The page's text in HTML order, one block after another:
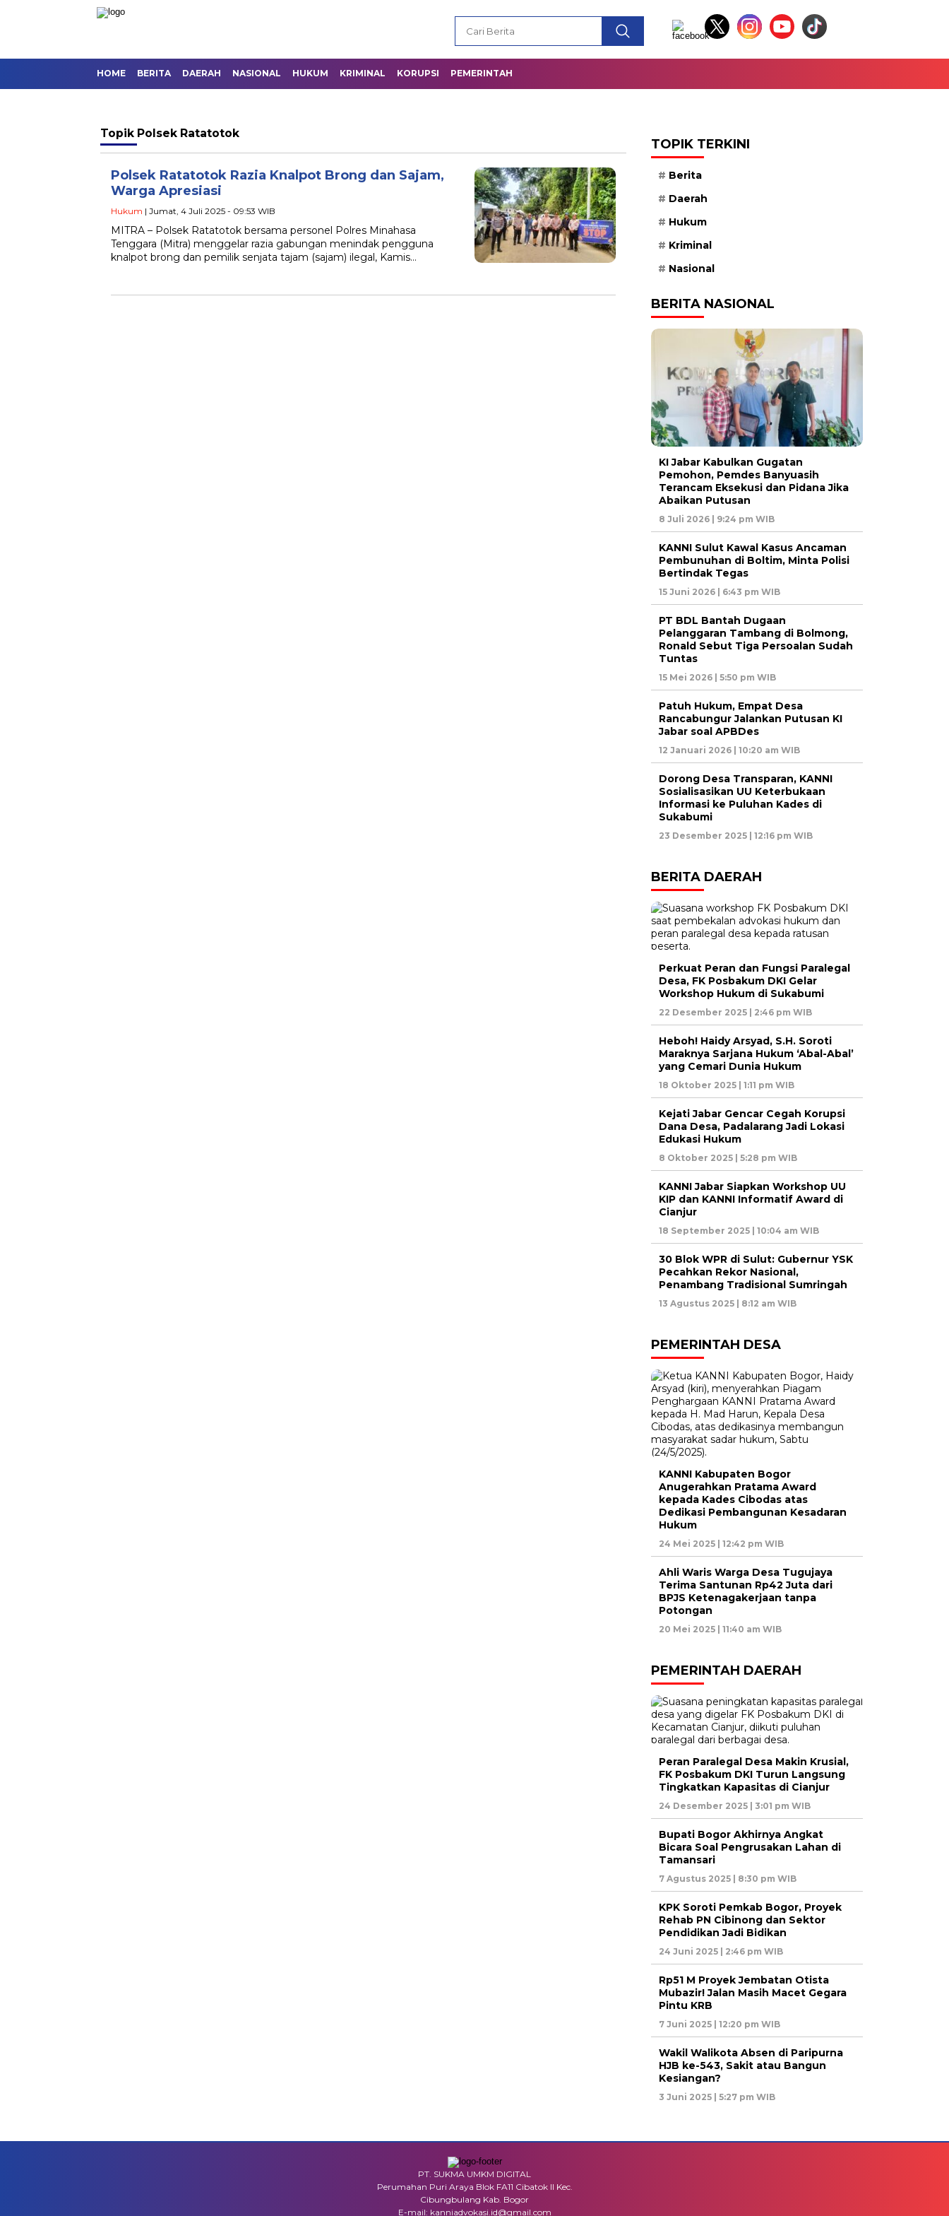
HOME BERITA DAERAH NASIONAL HUKUM KRIMINAL KORUPSI PEMERINTAH
Topik Polsek Ratatotok
Polsek Ratatotok Razia Knalpot Brong dan Sajam,
Warga Apresiasi
Hukum | Jumat, 4 Juli 2025 - 09:53 WIB
MITRA – Polsek Ratatotok bersama personel Polres Minahasa
Tenggara (Mitra) menggelar razia gabungan menindak pengguna
knalpot brong dan pemilik senjata tajam (sajam) ilegal, Kamis…
TOPIK TERKINI
Berita
Daerah
Hukum
Kriminal
Nasional
BERITA NASIONAL
KI Jabar Kabulkan Gugatan
Pemohon, Pemdes Banyuasih
Terancam Eksekusi dan Pidana Jika
Abaikan Putusan
8 Juli 2026 | 9:24 pm WIB
KANNI Sulut Kawal Kasus Ancaman
Pembunuhan di Boltim, Minta Polisi
Bertindak Tegas
15 Juni 2026 | 6:43 pm WIB
PT BDL Bantah Dugaan
Pelanggaran Tambang di Bolmong,
Ronald Sebut Tiga Persoalan Sudah
Tuntas
15 Mei 2026 | 5:50 pm WIB
Patuh Hukum, Empat Desa
Rancabungur Jalankan Putusan KI
Jabar soal APBDes
12 Januari 2026 | 10:20 am WIB
Dorong Desa Transparan, KANNI
Sosialisasikan UU Keterbukaan
Informasi ke Puluhan Kades di
Sukabumi
23 Desember 2025 | 12:16 pm WIB
BERITA DAERAH
Perkuat Peran dan Fungsi Paralegal
Desa, FK Posbakum DKI Gelar
Workshop Hukum di Sukabumi
22 Desember 2025 | 2:46 pm WIB
Heboh! Haidy Arsyad, S.H. Soroti
Maraknya Sarjana Hukum ‘Abal-Abal’
yang Cemari Dunia Hukum
18 Oktober 2025 | 1:11 pm WIB
Kejati Jabar Gencar Cegah Korupsi
Dana Desa, Padalarang Jadi Lokasi
Edukasi Hukum
8 Oktober 2025 | 5:28 pm WIB
KANNI Jabar Siapkan Workshop UU
KIP dan KANNI Informatif Award di
Cianjur
18 September 2025 | 10:04 am WIB
30 Blok WPR di Sulut: Gubernur YSK
Pecahkan Rekor Nasional,
Penambang Tradisional Sumringah
13 Agustus 2025 | 8:12 am WIB
PEMERINTAH DESA
KANNI Kabupaten Bogor
Anugerahkan Pratama Award
kepada Kades Cibodas atas
Dedikasi Pembangunan Kesadaran
Hukum
24 Mei 2025 | 12:42 pm WIB
Ahli Waris Warga Desa Tugujaya
Terima Santunan Rp42 Juta dari
BPJS Ketenagakerjaan tanpa
Potongan
20 Mei 2025 | 11:40 am WIB
PEMERINTAH DAERAH
Peran Paralegal Desa Makin Krusial,
FK Posbakum DKI Turun Langsung
Tingkatkan Kapasitas di Cianjur
24 Desember 2025 | 3:01 pm WIB
Bupati Bogor Akhirnya Angkat
Bicara Soal Pengrusakan Lahan di
Tamansari
7 Agustus 2025 | 8:30 pm WIB
KPK Soroti Pemkab Bogor, Proyek
Rehab PN Cibinong dan Sektor
Pendidikan Jadi Bidikan
24 Juni 2025 | 2:46 pm WIB
Rp51 M Proyek Jembatan Otista
Mubazir! Jalan Masih Macet Gegara
Pintu KRB
7 Juni 2025 | 12:20 pm WIB
Wakil Walikota Absen di Paripurna
HJB ke-543, Sakit atau Bangun
Kesiangan?
3 Juni 2025 | 5:27 pm WIB
PT. SUKMA UMKM DIGITAL
Perumahan Puri Araya Blok FA11 Cibatok II Kec.
Cibungbulang Kab. Bogor
E-mail: kanniadvokasi.id@gmail.com